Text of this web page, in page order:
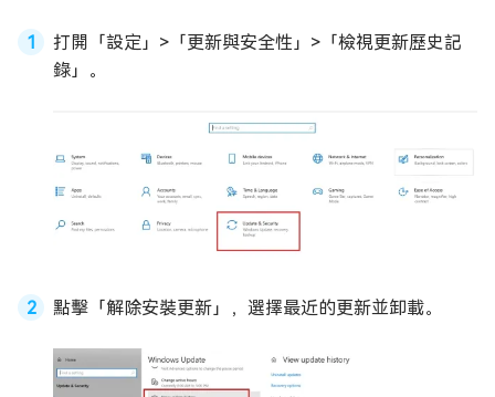
打開「設定」>「更新與安全性」>「檢視更新歷史記
錄」。
點擊「解除安裝更新」，選擇最近的更新並卸載。